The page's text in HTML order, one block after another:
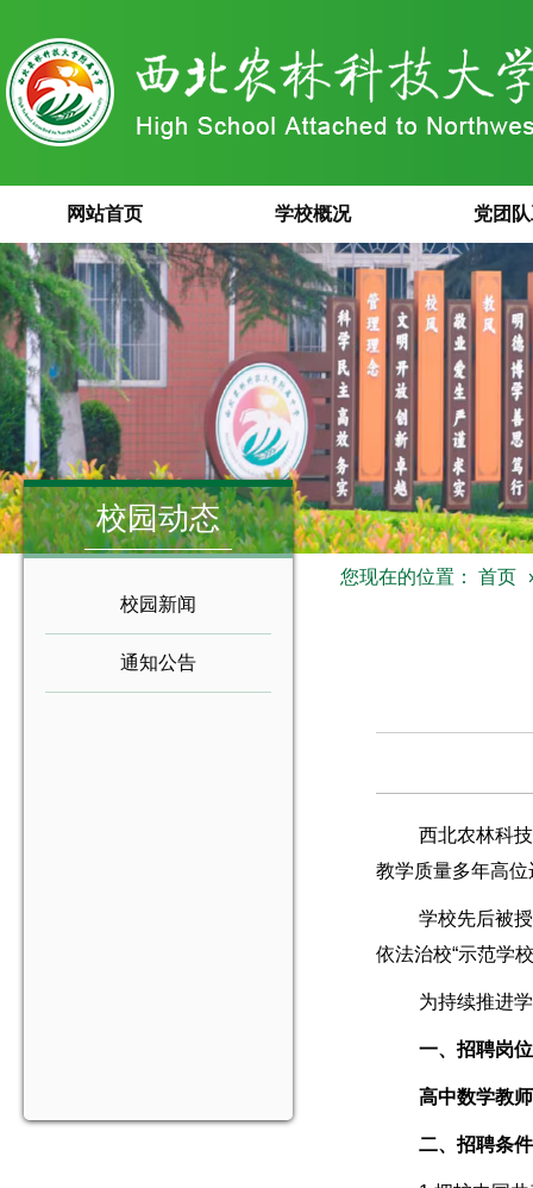
网站首页 学校概况 党团
校园动态
校园新闻
通知公告
您现在的位置： 首页
西北农林科
教学质量多年高位
学校先后被
依法治校“示范学
为持续推进
一、招聘岗位
高中数学教
二、招聘条件